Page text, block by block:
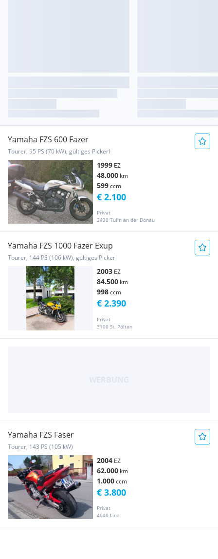
Yamaha FZS 600 Fazer
Tourer, 95 PS (70 kW), gültiges Pickerl
1999 EZ
48.000 km
599ccm
Privat
3430 Tulln an der Donau
€ 2.100
Yamaha FZS 1000 Fazer Exup
Tourer, 144 PS (106 kW), gültiges Pickerl
2003 EZ
84.500 km
998ccm
Privat
3100 St. Pölten
€ 2.390
Yamaha FZS Faser
Tourer, 143 PS (105 kW)
2004 EZ
62.000 km
1.000ccm
Privat
4040 Linz
€ 3.800